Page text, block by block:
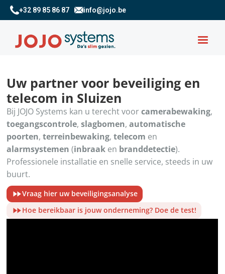
+32 89 85 86 87 info@jojo.be
Uw partner voor beveiliging en
telecom in Sluizen
Bij JOJO Systems kan u terecht voorcamerabewaking,
toegangscontrole,slagbomen,automatische
poorten,terreinbewaking,telecom en
alarmsystemen (inbraak en branddetectie).
Professionele installatie en snelle service, steeds in uw
buurt.
Vraag hier uw beveiligingsanalyse
Hoe bereikbaar is jouw onderneming? Doe de test!